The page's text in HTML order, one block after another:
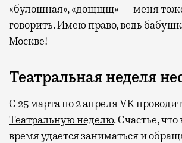
«булошная», «дощщщ» — меня
говорить. Имею право, ведь
Москве!
Театральная неделя
C 25 марта по 2 апреля VK
Театральную неделю. Счастье, что
время удается заниматься и